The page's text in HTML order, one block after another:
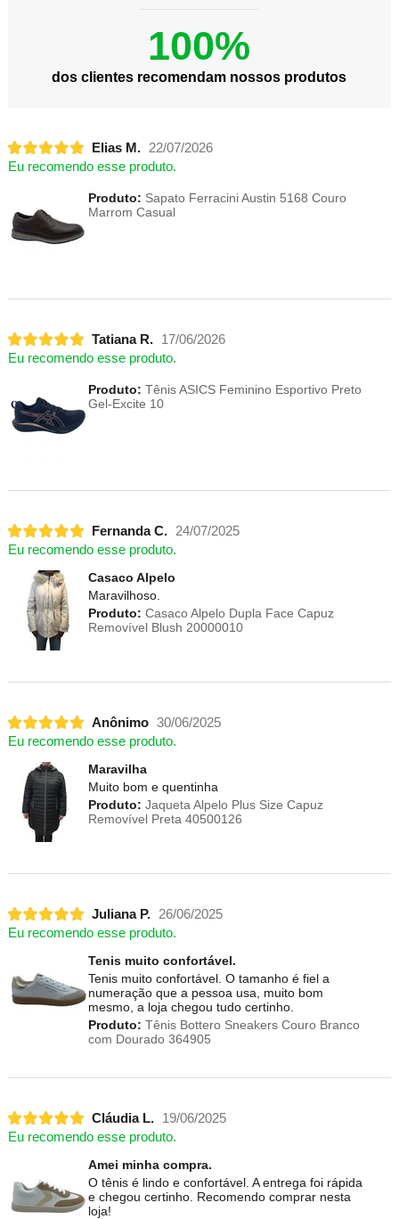
100%
dos clientes recomendam nossos produtos
Elias M.
22/07/2026
Eu recomendo esse produto.
Produto: Sapato Ferracini Austin 5168 Couro
Marrom Casual
Tatiana R.
17/06/2026
Eu recomendo esse produto.
Produto: Tênis ASICS Feminino Esportivo Preto
Gel-Excite 10
Fernanda C.
24/07/2025
Eu recomendo esse produto.
Casaco Alpelo
Maravilhoso.
Produto: Casaco Alpelo Dupla Face Capuz
Removível Blush 20000010
Anônimo 30/06/2025
Eu recomendo esse produto.
Maravilha
Muito bom e quentinha
Produto: Jaqueta Alpelo Plus Size Capuz
Removível Preta 40500126
Juliana P.
26/06/2025
Eu recomendo esse produto.
Tenis muito confortável.
Tenis muito confortável. O tamanho é fiel a
numeração que a pessoa usa, muito bom
mesmo, a loja chegou tudo certinho.
Produto: Tênis Bottero Sneakers Couro Branco
com Dourado 364905
Cláudia L.
19/06/2025
Eu recomendo esse produto.
Amei minha compra.
O tênis é lindo e confortável. A entrega foi rápida
e chegou certinho. Recomendo comprar nesta
loja!